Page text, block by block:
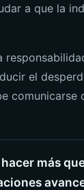
a que la
el
más